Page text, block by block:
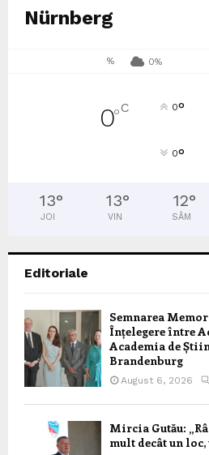
Nürnberg
% 0%
0°C 0°
0°
13°
JOI
13°
VIN
12°
SÂM
Editoriale
Semnarea
Înțelegere între
Academia de
Brandenburg
August 6, 2026
Mircia Gutău:
mult decât un